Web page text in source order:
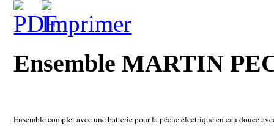
Ensemble MARTIN
Ensemble complet avec une batterie pour la pêche électrique en eau douce